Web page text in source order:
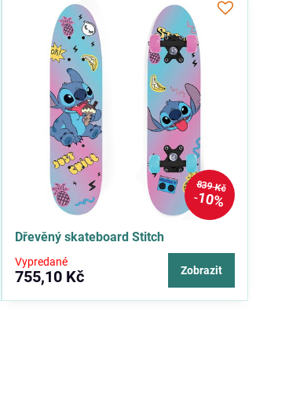
839 Kč
10%
Dřevěný skateboard Stitch
Vypredané
755,10 Kč Zobrazit